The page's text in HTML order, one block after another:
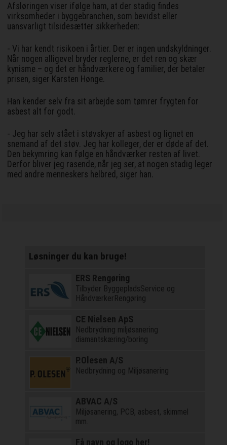
Afsløringen viser ifølge ham, at der stadig findes
virksomheder i byggebranchen, som bevidst eller
uansvarligt tilsidesætter sikkerheden:
- Vi har kendt risikoen i årtier. Der er ingen undskyldninger.
Når nogen alligevel bryder reglerne, er det ren og skær
kynisme – og det er håndværkere og familier, der betaler
prisen, siger Karsten Hønge.
Han kender selv fra sit arbejde som tømrer frygten for
asbest alt for godt.
- Jeg har selv stået i støvskyer af asbest og lignet en
snemand af det støv. Jeg har kolleger, der er døde af det.
Den bekymring kan følge en håndværker resten af livet.
Derfor bliver jeg rasende, når jeg ser, at nogen stadig leger
med andre menneskers helbred, siger han.
Løsninger du kan bruge!
ERS Rengøring
Tilbyder ByggepladsService og
HåndværkerRengøring
CE Nielsen ApS
Nedbrydning miljøsanering
diamantskæring/boring
P.Olesen A/S
Nedbrydning og Miljøsanering
ABVAC A/S
Miljøsanering, PCB, asbest, skimmel
mm.
Få navn og logo her!